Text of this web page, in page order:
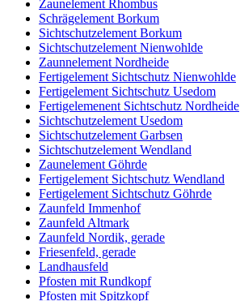
Zaunelement Rhombus
Schrägelement Borkum
Sichtschutzelement Borkum
Sichtschutzelement Nienwohlde
Zaunnelement Nordheide
Fertigelement Sichtschutz Nienwohlde
Fertigelement Sichtschutz Usedom
Fertigelemenent Sichtschutz Nordheide
Sichtschutzelement Usedom
Sichtschutzelement Garbsen
Sichtschutzelement Wendland
Zaunelement Göhrde
Fertigelement Sichtschutz Wendland
Fertigelement Sichtschutz Göhrde
Zaunfeld Immenhof
Zaunfeld Altmark
Zaunfeld Nordik, gerade
Friesenfeld, gerade
Landhausfeld
Pfosten mit Rundkopf
Pfosten mit Spitzkopf